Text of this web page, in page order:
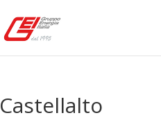
Castellalto